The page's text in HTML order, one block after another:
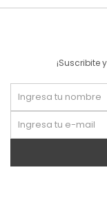
¡Suscribite